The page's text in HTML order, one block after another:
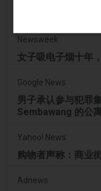
Newsweek
女子吸电子烟十年
Google News
男子承认参与犯罪
Sembawang 的公
Yahoo! News
购物者声称：商业
Adnews